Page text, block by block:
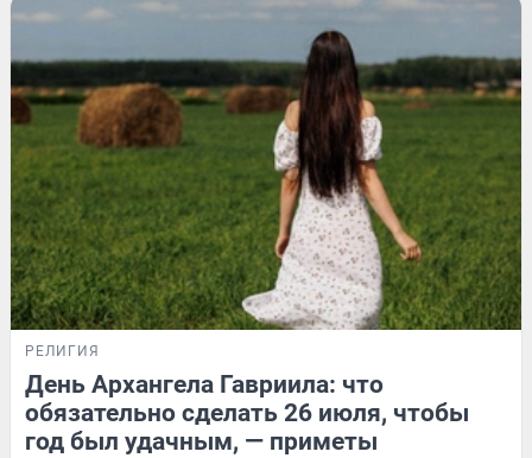
РЕЛИГИЯ
День Архангела Гавриила: что
обязательно сделать 26 июля, чтобы
год был удачным, — приметы